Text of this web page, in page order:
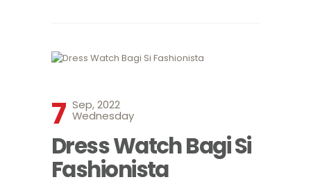
7 Sep, 2022
Wednesday
Dress Watch Bagi Si
Fashionista